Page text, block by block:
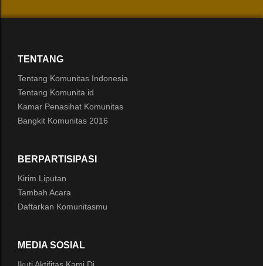
TENTANG
Tentang Komunitas Indonesia
Tentang Komunita.id
Kamar Penasihat Komunitas
Bangkit Komunitas 2016
BERPARTISIPASI
Kirim Liputan
Tambah Acara
Daftarkan Komunitasmu
MEDIA SOSIAL